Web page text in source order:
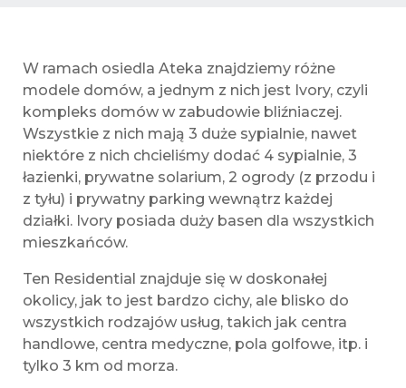
W ramach osiedla Ateka znajdziemy różne
modele domów, a jednym z nich jest Ivory, czyli
kompleks domów w zabudowie bliźniaczej.
Wszystkie z nich mają 3 duże sypialnie, nawet
niektóre z nich chcieliśmy dodać 4 sypialnie, 3
łazienki, prywatne solarium, 2 ogrody (z przodu i
z tyłu) i prywatny parking wewnątrz każdej
działki. Ivory posiada duży basen dla wszystkich
mieszkańców.
Ten Residential znajduje się w doskonałej
okolicy, jak to jest bardzo cichy, ale blisko do
wszystkich rodzajów usług, takich jak centra
handlowe, centra medyczne, pola golfowe, itp. i
tylko 3 km od morza.